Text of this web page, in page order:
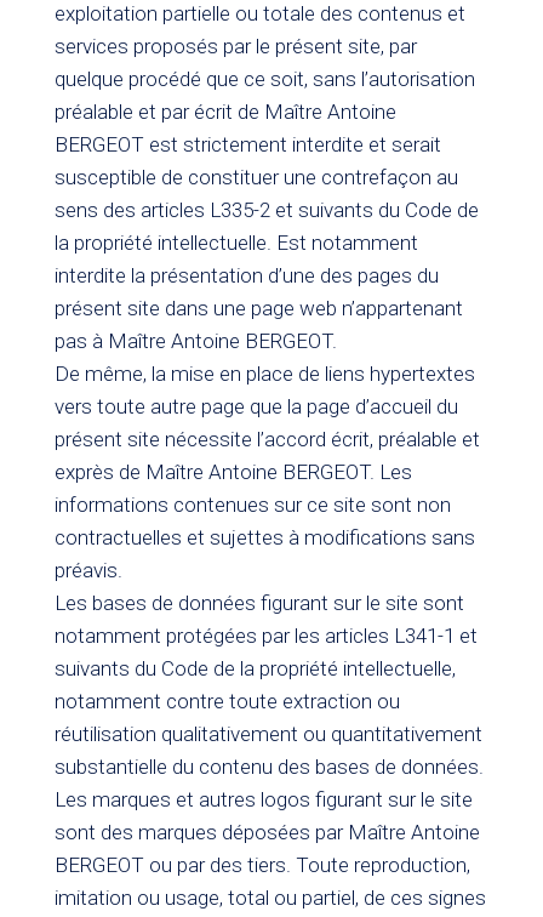
exploitation partielle ou totale des contenus et
services proposés par le présent site, par
quelque procédé que ce soit, sans l’autorisation
préalable et par écrit de Maître Antoine
BERGEOT est strictement interdite et serait
susceptible de constituer une contrefaçon au
sens des articles L335-2 et suivants du Code de
la propriété intellectuelle. Est notamment
interdite la présentation d’une des pages du
présent site dans une page web n’appartenant
pas à Maître Antoine BERGEOT.
De même, la mise en place de liens hypertextes
vers toute autre page que la page d’accueil du
présent site nécessite l’accord écrit, préalable et
exprès de Maître Antoine BERGEOT. Les
informations contenues sur ce site sont non
contractuelles et sujettes à modifications sans
préavis.
Les bases de données figurant sur le site sont
notamment protégées par les articles L341-1 et
suivants du Code de la propriété intellectuelle,
notamment contre toute extraction ou
réutilisation qualitativement ou quantitativement
substantielle du contenu des bases de données.
Les marques et autres logos figurant sur le site
sont des marques déposées par Maître Antoine
BERGEOT ou par des tiers. Toute reproduction,
imitation ou usage, total ou partiel, de ces signes